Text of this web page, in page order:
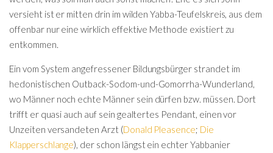
versieht ist er mitten drin im wilden Yabba-Teufelskreis, aus dem
offenbar nur eine wirklich effektive Methode existiert zu
entkommen.
Ein vom System angefressener Bildungsbürger strandet im
hedonistischen Outback-Sodom-und-Gomorrha-Wunderland,
wo Männer noch echte Männer sein dürfen bzw. müssen. Dort
trifft er quasi auch auf sein gealtertes Pendant, einen vor
Unzeiten versandeten Arzt (Donald Pleasence; Die
Klapperschlange), der schon längst ein echter Yabbanier